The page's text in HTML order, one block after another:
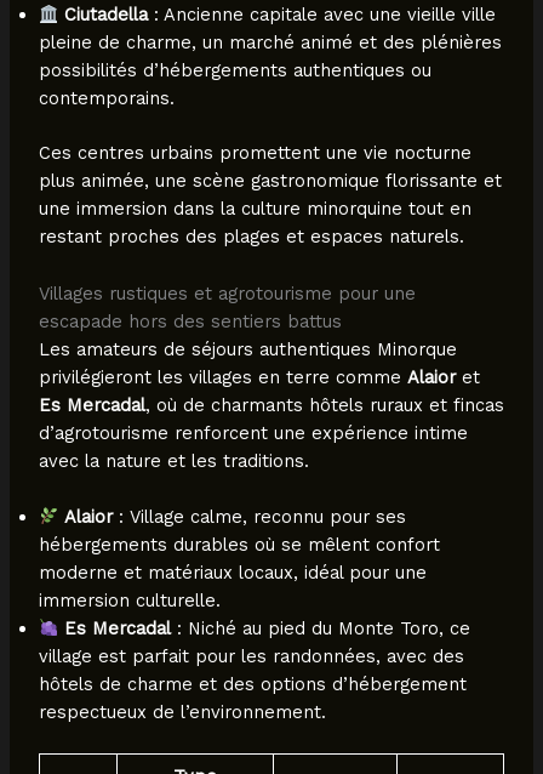
Ciutadella: Ancienne capitale avec une vieille ville
pleine de charme, un marché animé et des plénières
possibilités d’hébergements authentiques ou
contemporains.
Ces centres urbains promettent une vie nocturne
plus animée, une scène gastronomique florissante et
une immersion dans la culture minorquine tout en
restant proches des plages et espaces naturels.
Villages rustiques et agrotourisme pour une
escapade hors des sentiers battus
Les amateurs de séjours authentiques Minorque
privilégieront les villages en terre comme Alaioret
Es Mercadal, où de charmants hôtels ruraux et fincas
d’agrotourisme renforcent une expérience intime
avec la nature et les traditions.
Alaior: Village calme, reconnu pour ses
hébergements durables où se mêlent confort
moderne et matériaux locaux, idéal pour une
immersion culturelle.
Es Mercadal: Niché au pied du Monte Toro, ce
village est parfait pour les randonnées, avec des
hôtels de charme et des options d’hébergement
respectueux de l’environnement.